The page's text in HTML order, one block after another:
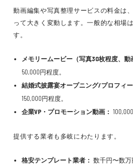
動画編集や写真整理サービスの料金は
って大きく変動します。一般的な相場
す。
メモリームービー（写真30枚程度、動
50,000円程度。
結婚式披露宴オープニング/プロフィー
150,000円程度。
企業VP・プロモーション動画：
提供する業者も多岐にわたります。
格安テンプレート業者： 数千円〜数